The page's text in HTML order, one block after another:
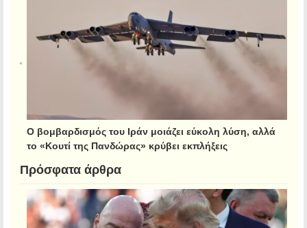
Ο βομβαρδισμός του Ιράν μοιάζει εύκολη λύση, αλλά
το «Κουτί της Πανδώρας» κρύβει εκπλήξεις
Πρόσφατα άρθρα